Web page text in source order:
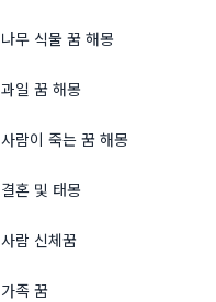
나무 식물 꿈 해몽
과일 꿈 해몽
사람이 죽는 꿈 해몽
결혼 및 태몽
사람 신체꿈
가족 꿈